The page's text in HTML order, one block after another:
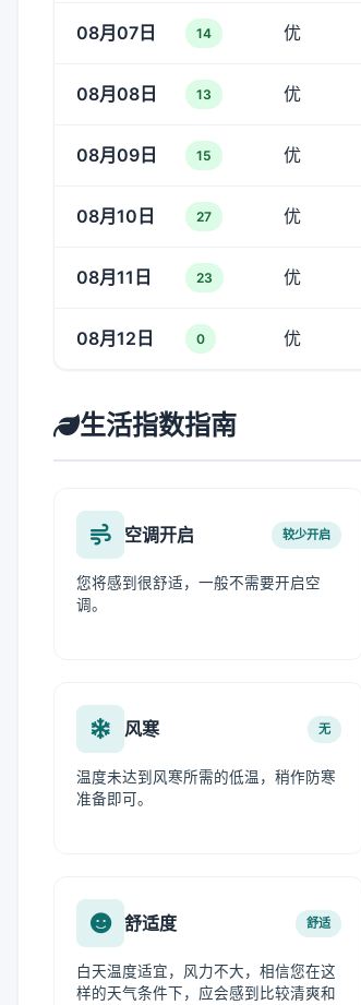
08月07日 14 优
08月08日 13 优
08月09日 15 优
08月10日 27 优
08月11日 23 优
08月12日 0 优
生活指数指南
空调开启 较少开启
您将感到很舒适，一般不需要开启空
调。
风寒 无
温度未达到风寒所需的低温，稍作防寒
准备即可。
舒适度 舒适
白天温度适宜，风力不大，相信您在这
样的天气条件下，应会感到比较清爽和